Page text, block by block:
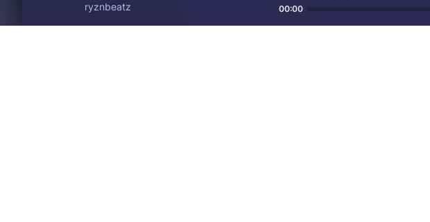
ryznbeatz
00:00